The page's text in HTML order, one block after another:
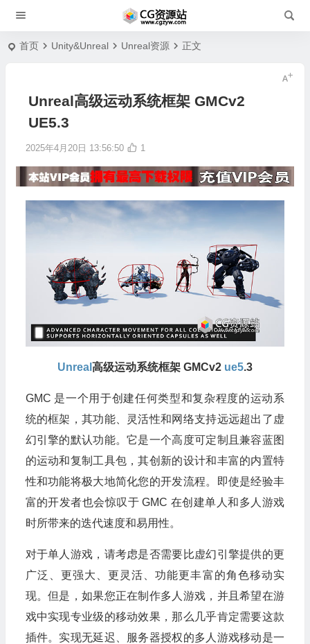
首页 Unity&Unreal Unreal资源 正文
Unreal高级运动系统框架 GMCv2
UE5.3
2025年4月20日 13:56:50 1
Unreal 高级运动系统框架 GMCv2 ue5.3
GMC 是一个用于创建任何类型和复杂程度的运动系
统的框架，其功能、灵活性和网络支持远远超出了虚
幻引擎的默认功能。它是一个高度可定制且兼容蓝图
的运动和复制工具包，其创新的设计和丰富的内置特
性和功能将极大地简化您的开发流程。即使是经验丰
富的开发者也会惊叹于 GMC 在创建单人和多人游戏
时所带来的迭代速度和易用性。
对于单人游戏，请考虑是否需要比虚幻引擎提供的更
广泛、更强大、更灵活、功能更丰富的角色移动实
现。但是，如果您正在制作多人游戏，并且希望在游
戏中实现专业级的移动效果，那么几乎肯定需要这款
插件。实现无延迟、服务器授权的多人游戏移动是一